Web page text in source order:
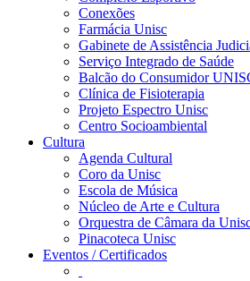
Conexões
Farmácia Unisc
Gabinete de Assistência
Serviço Integrado de Saúde
Balcão do Consumidor
Clínica de Fisioterapia
Projeto Espectro Unisc
Centro Socioambiental
Cultura
Agenda Cultural
Coro da Unisc
Escola de Música
Núcleo de Arte e Cultura
Orquestra de Câmara da
Pinacoteca Unisc
Eventos / Certificados